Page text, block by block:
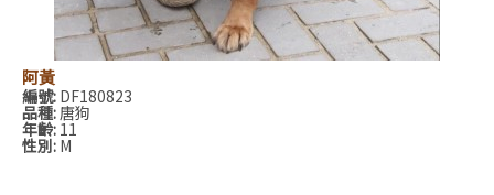
阿黃
編號: DF180823
品種: 唐狗
年齡: 11
性別: M